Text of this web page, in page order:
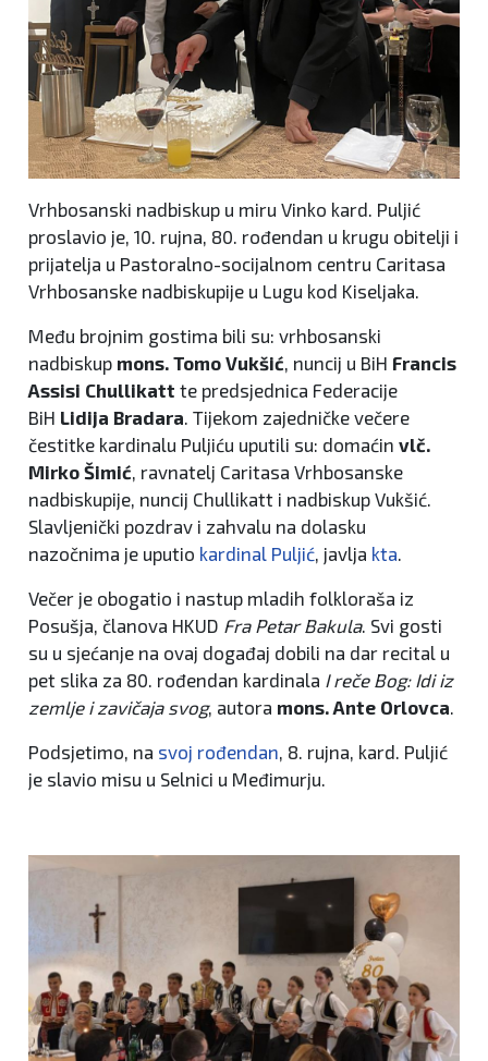
Vrhbosanski nadbiskup u miru Vinko kard. Puljić
proslavio je, 10. rujna, 80. rođendan u krugu obitelji i
prijatelja u Pastoralno-socijalnom centru Caritasa
Vrhbosanske nadbiskupije u Lugu kod Kiseljaka.
Među brojnim gostima bili su: vrhbosanski
nadbiskup mons. Tomo Vukšić , nuncij u BiH Francis
Assisi Chullikatt te predsjednica Federacije
BiH Lidija Bradara . Tijekom zajedničke večere
čestitke kardinalu Puljiću uputili su: domaćin vlč.
Mirko Šimić , ravnatelj Caritasa Vrhbosanske
nadbiskupije, nuncij Chullikatt i nadbiskup Vukšić.
Slavljenički pozdrav i zahvalu na dolasku
nazočnima je uputio kardinal Puljić , javlja kta
Večer je obogatio i nastup mladih folkloraša iz
Posušja, članova HKUD Fra Petar Bakula. Svi gosti
su u sjećanje na ovaj događaj dobili na dar recital u
pet slika za 80. rođendan kardinala I reče Bog: Idi iz
zemlje i zavičaja svog, autora mons. Ante Orlovca
Podsjetimo, na svoj rođendan , 8. rujna, kard. Puljić
je slavio misu u Selnici u Međimurju.